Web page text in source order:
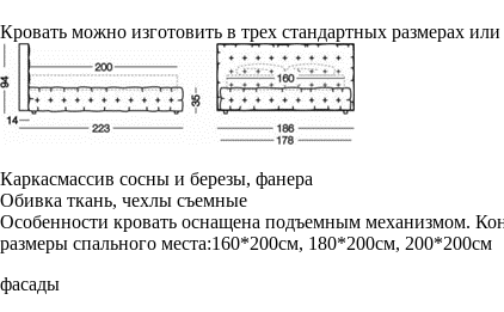
Кровать можно изготовить в трех стандартных размерах
Каркасмассив сосны и березы, фанера
Обивка ткань, чехлы съемные
Особенности кровать оснащена подъемным механизмом.
размеры спального места:160*200см, 180*200см, 200*200см
фасады